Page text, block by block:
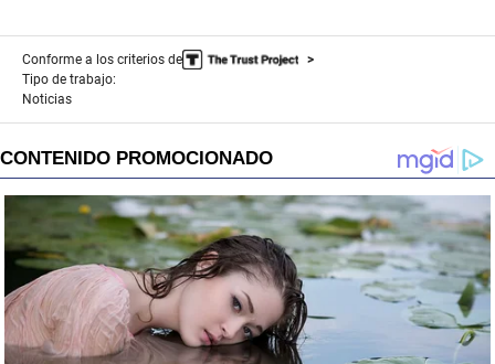
Conforme a los criterios de
Tipo de trabajo:
Noticias